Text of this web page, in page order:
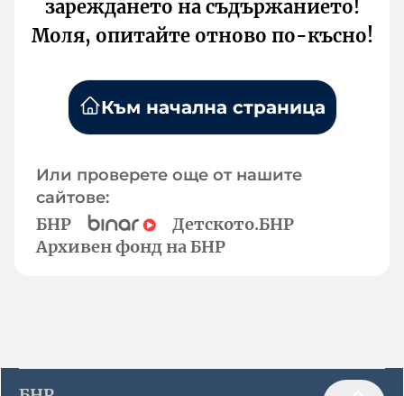
зареждането на съдържанието!
Моля, опитайте отново по-късно!
Към начална страница
Или проверете още от нашите
сайтове:
БНР
Детското.БНР
Архивен фонд на БНР